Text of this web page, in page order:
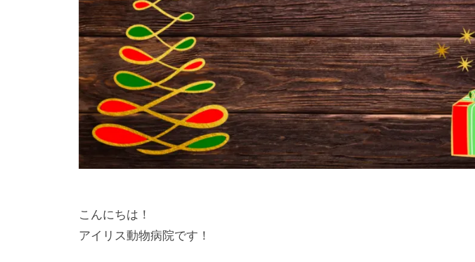
病
院
南
町
田
グ
ラ
ン
リ
ー
動
物
病
院
す
。
犬
の
ほ
i
m
a
c
h
i
d
a
こんにちは！
アイリス動物病院です！
グ
ラ
ン
ベ
リ
ー
パ
ー
ク